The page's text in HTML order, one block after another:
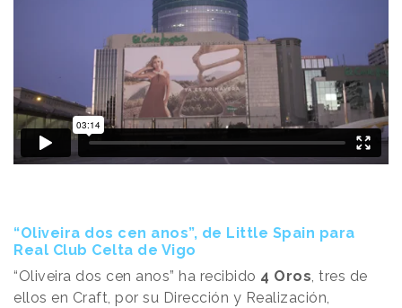
“Oliveira dos cen anos”, de Little Spain para
Real Club Celta de Vigo
“Oliveira dos cen anos” ha recibido 4 Oros, tres de
ellos en Craft, por su Dirección y Realización,